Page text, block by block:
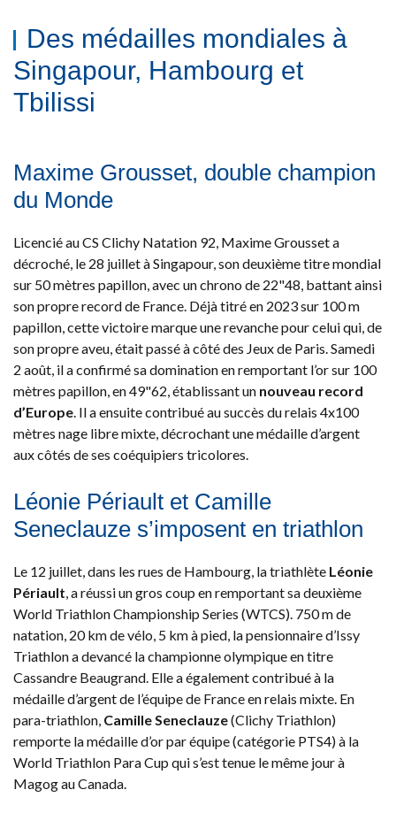
Des médailles mondiales à
Singapour, Hambourg et
Tbilissi
Maxime Grousset, double champion
du Monde
Licencié au CS Clichy Natation 92, Maxime Grousset a
décroché, le 28 juillet à Singapour, son deuxième titre mondial
sur 50 mètres papillon, avec un chrono de 22"48, battant ainsi
son propre record de France. Déjà titré en 2023 sur 100 m
papillon, cette victoire marque une revanche pour celui qui, de
son propre aveu, était passé à côté des Jeux de Paris. Samedi
2 août, il a confirmé sa domination en remportant l’or sur 100
mètres papillon, en 49"62, établissant un nouveau record
d’Europe. Il a ensuite contribué au succès du relais 4x100
mètres nage libre mixte, décrochant une médaille d’argent
aux côtés de ses coéquipiers tricolores.
Léonie Périault et Camille
Seneclauze s’imposent en triathlon
Le 12 juillet, dans les rues de Hambourg, la triathlète Léonie
Périault, a réussi un gros coup en remportant sa deuxième
World Triathlon Championship Series (WTCS). 750 m de
natation, 20 km de vélo, 5 km à pied, la pensionnaire d’Issy
Triathlon a devancé la championne olympique en titre
Cassandre Beaugrand. Elle a également contribué à la
médaille d’argent de l’équipe de France en relais mixte. En
para-triathlon, Camille Seneclauze(Clichy Triathlon)
remporte la médaille d’or par équipe (catégorie PTS4) à la
World Triathlon Para Cup qui s’est tenue le même jour à
Magog au Canada.